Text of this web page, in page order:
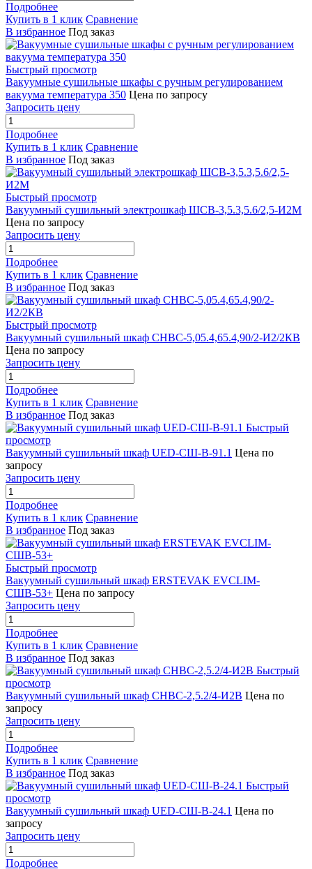
Подробнее
Купить в 1 клик Сравнение
В избранное Под заказ
Быстрый просмотр
Вакуумные сушильные шкафы с ручным регулированием
вакуума температура 350 Цена по запросу
Запросить цену
Подробнее
Купить в 1 клик Сравнение
В избранное Под заказ
Быстрый просмотр
Вакуумный сушильный электрошкаф ШСВ-3,5.3,5.6/2,5-И2М
Цена по запросу
Запросить цену
Подробнее
Купить в 1 клик Сравнение
В избранное Под заказ
Быстрый просмотр
Вакуумный сушильный шкаф СНВС-5,05.4,65.4,90/2-И2/2КВ
Цена по запросу
Запросить цену
Подробнее
Купить в 1 клик Сравнение
В избранное Под заказ
Быстрый
просмотр
Вакуумный сушильный шкаф UED-СШ-В-91.1 Цена по
запросу
Запросить цену
Подробнее
Купить в 1 клик Сравнение
В избранное Под заказ
Быстрый просмотр
Вакуумный сушильный шкаф ERSTEVAK EVCLIM-
СШВ-53+ Цена по запросу
Запросить цену
Подробнее
Купить в 1 клик Сравнение
В избранное Под заказ
Быстрый
просмотр
Вакуумный сушильный шкаф СНВС-2,5.2/4-И2В Цена по
запросу
Запросить цену
Подробнее
Купить в 1 клик Сравнение
В избранное Под заказ
Быстрый
просмотр
Вакуумный сушильный шкаф UED-СШ-В-24.1 Цена по
запросу
Запросить цену
Подробнее